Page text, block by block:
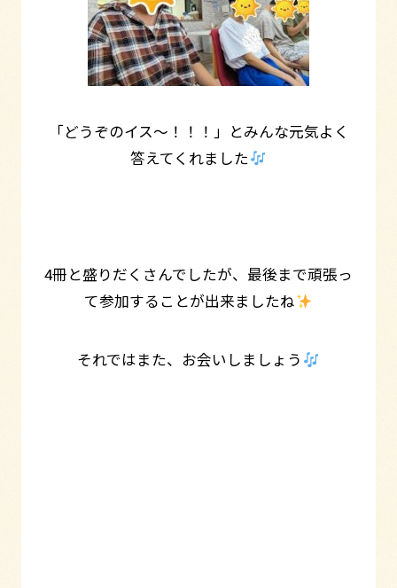
「どうぞのイス～！！！」とみんな元気よく
答えてくれました
4冊と盛りだくさんでしたが、最後まで頑張っ
て参加することが出来ましたね
それではまた、お会いしましょう